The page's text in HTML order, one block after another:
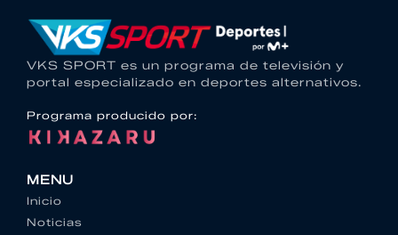
VKS SPORT es un programa de televisión y
portal especializado en deportes alternativos.
Programa producido por:
MENU
Inicio
Noticias